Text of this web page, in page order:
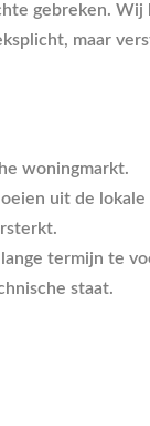
gebreken.
maar
woningmarkt.
uit de
termijn te
staat.